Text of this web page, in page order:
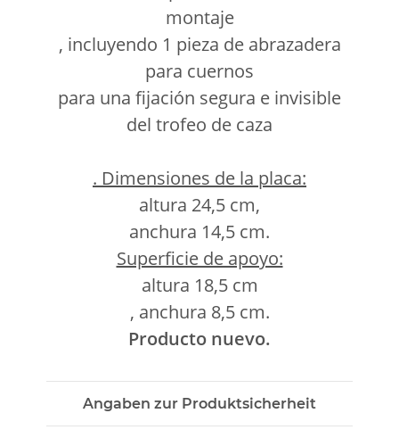
montaje
, incluyendo 1 pieza de abrazadera
para cuernos
para una fijación segura e invisible
del trofeo de caza
. Dimensiones de la placa:
altura 24,5 cm,
anchura 14,5 cm.
Superficie de apoyo:
altura 18,5 cm
, anchura 8,5 cm.
Producto nuevo.
Angaben zur Produktsicherheit